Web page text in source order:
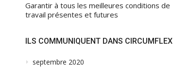
Garantir à tous les meilleures conditions de
travail présentes et futures
ILS COMMUNIQUENT DANS CIRCUMFLEX
septembre 2020